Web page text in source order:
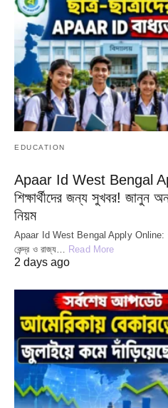
EDUCATION
Apaar Id West Bengal
শিক্ষার্থীদের জন্য সুখবর! জানুন
নিয়ম
Apaar Id West Bengal Apply Online:
কেন্দ্র ও রাজ্য… Read More
2 days ago